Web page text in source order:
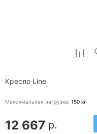
Кресло Line
Максимальная нагрузка: 150 кг
12 667 р.